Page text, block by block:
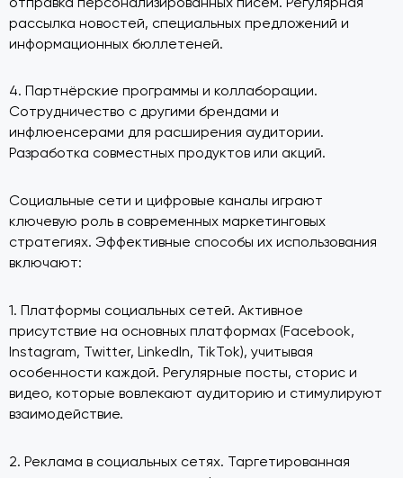
рассылка новостей, специальных предложений и
информационных бюллетеней.
4. Партнёрские программы и коллаборации.
Сотрудничество с другими брендами и
инфлюенсерами для расширения аудитории.
Разработка совместных продуктов или акций.
Социальные сети и цифровые каналы играют
ключевую роль в современных маркетинговых
стратегиях. Эффективные способы их использования
включают:
1. Платформы социальных сетей. Активное
присутствие на основных платформах (Facebook,
Instagram, Twitter, LinkedIn, TikTok), учитывая
особенности каждой. Регулярные посты, сторис и
видео, которые вовлекают аудиторию и стимулируют
взаимодействие.
2. Реклама в социальных сетях. Таргетированная